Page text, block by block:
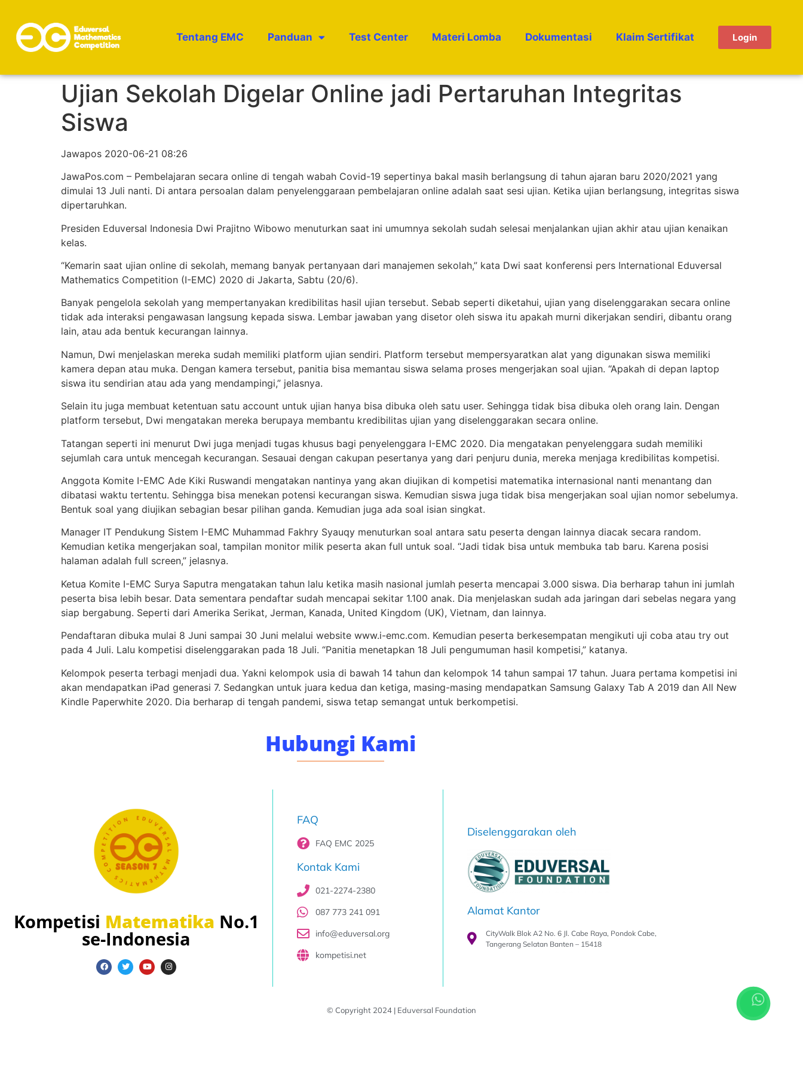
Tentang EMC Panduan Test Center Materi Lomba Dokumentasi Klaim Sertifikat Login
Ujian Sekolah Digelar Online jadi Pertaruhan Integritas
Siswa
Jawapos 2020-06-21 08:26
JawaPos.com – Pembelajaran secara online di tengah wabah Covid-19 sepertinya bakal masih berlangsung di tahun ajaran baru 2020/2021 yang
dimulai 13 Juli nanti. Di antara persoalan dalam penyelenggaraan pembelajaran online adalah saat sesi ujian. Ketika ujian berlangsung, integritas siswa
dipertaruhkan.
Presiden Eduversal Indonesia Dwi Prajitno Wibowo menuturkan saat ini umumnya sekolah sudah selesai menjalankan ujian akhir atau ujian kenaikan
kelas.
“Kemarin saat ujian online di sekolah, memang banyak pertanyaan dari manajemen sekolah,” kata Dwi saat konferensi pers International Eduversal
Mathematics Competition (I-EMC) 2020 di Jakarta, Sabtu (20/6).
Banyak pengelola sekolah yang mempertanyakan kredibilitas hasil ujian tersebut. Sebab seperti diketahui, ujian yang diselenggarakan secara online
tidak ada interaksi pengawasan langsung kepada siswa. Lembar jawaban yang disetor oleh siswa itu apakah murni dikerjakan sendiri, dibantu orang
lain, atau ada bentuk kecurangan lainnya.
Namun, Dwi menjelaskan mereka sudah memiliki platform ujian sendiri. Platform tersebut mempersyaratkan alat yang digunakan siswa memiliki
kamera depan atau muka. Dengan kamera tersebut, panitia bisa memantau siswa selama proses mengerjakan soal ujian. “Apakah di depan laptop
siswa itu sendirian atau ada yang mendampingi,” jelasnya.
Selain itu juga membuat ketentuan satu account untuk ujian hanya bisa dibuka oleh satu user. Sehingga tidak bisa dibuka oleh orang lain. Dengan
platform tersebut, Dwi mengatakan mereka berupaya membantu kredibilitas ujian yang diselenggarakan secara online.
Tatangan seperti ini menurut Dwi juga menjadi tugas khusus bagi penyelenggara I-EMC 2020. Dia mengatakan penyelenggara sudah memiliki
sejumlah cara untuk mencegah kecurangan. Sesauai dengan cakupan pesertanya yang dari penjuru dunia, mereka menjaga kredibilitas kompetisi.
Anggota Komite I-EMC Ade Kiki Ruswandi mengatakan nantinya yang akan diujikan di kompetisi matematika internasional nanti menantang dan
dibatasi waktu tertentu. Sehingga bisa menekan potensi kecurangan siswa. Kemudian siswa juga tidak bisa mengerjakan soal ujian nomor sebelumya.
Bentuk soal yang diujikan sebagian besar pilihan ganda. Kemudian juga ada soal isian singkat.
Manager IT Pendukung Sistem I-EMC Muhammad Fakhry Syauqy menuturkan soal antara satu peserta dengan lainnya diacak secara random.
Kemudian ketika mengerjakan soal, tampilan monitor milik peserta akan full untuk soal. “Jadi tidak bisa untuk membuka tab baru. Karena posisi
halaman adalah full screen,” jelasnya.
Ketua Komite I-EMC Surya Saputra mengatakan tahun lalu ketika masih nasional jumlah peserta mencapai 3.000 siswa. Dia berharap tahun ini jumlah
peserta bisa lebih besar. Data sementara pendaftar sudah mencapai sekitar 1.100 anak. Dia menjelaskan sudah ada jaringan dari sebelas negara yang
siap bergabung. Seperti dari Amerika Serikat, Jerman, Kanada, United Kingdom (UK), Vietnam, dan lainnya.
Pendaftaran dibuka mulai 8 Juni sampai 30 Juni melalui website www.i-emc.com. Kemudian peserta berkesempatan mengikuti uji coba atau try out
pada 4 Juli. Lalu kompetisi diselenggarakan pada 18 Juli. “Panitia menetapkan 18 Juli pengumuman hasil kompetisi,” katanya.
Kelompok peserta terbagi menjadi dua. Yakni kelompok usia di bawah 14 tahun dan kelompok 14 tahun sampai 17 tahun. Juara pertama kompetisi ini
akan mendapatkan iPad generasi 7. Sedangkan untuk juara kedua dan ketiga, masing-masing mendapatkan Samsung Galaxy Tab A 2019 dan All New
Kindle Paperwhite 2020. Dia berharap di tengah pandemi, siswa tetap semangat untuk berkompetisi.
Hubungi Kami
Kompetisi Matematika No.1
se-Indonesia
FAQ
FAQ EMC 2025
Kontak Kami
021-2274-2380
087 773 241 091
info@eduversal.org
kompetisi.net
Diselenggarakan oleh
Alamat Kantor
CityWalk Blok A2 No. 6 Jl. Cabe Raya, Pondok Cabe,
Tangerang Selatan Banten – 15418
© Copyright 2024 | Eduversal Foundation